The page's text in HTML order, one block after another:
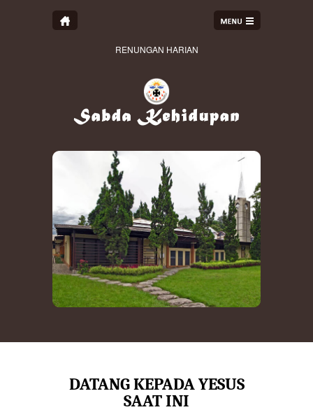
RENUNGAN HARIAN
DATANG KEPADA YESUS
SAAT INI